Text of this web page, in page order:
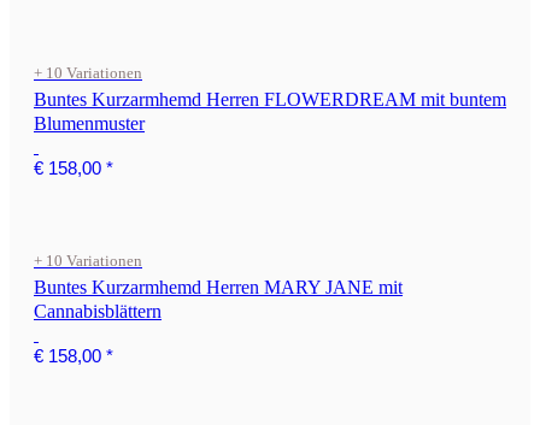
+ 10 Variationen
Buntes Kurzarmhemd Herren FLOWERDREAM mit buntem
Blumenmuster
€ 158,00 *
+ 10 Variationen
Buntes Kurzarmhemd Herren MARY JANE mit
Cannabisblättern
€ 158,00 *